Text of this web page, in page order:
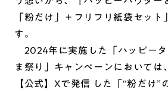
「粉だけ」＋フリフリ紙袋セット
す。
2024年に実施した「ハッピータ
ま祭り」キャンペーンにおいては
【公式】Xで発信 した「“粉だけ”